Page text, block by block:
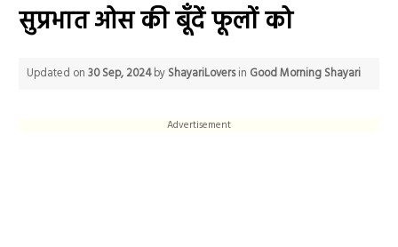
सुप्रभात ओस की बूँदें फूलों को
Updated on30 Sep, 2024by ShayariLoversin Good Morning Shayari
Advertisement